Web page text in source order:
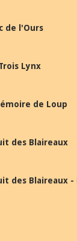
de l'Ours
Lynx
de Loup
des Blaireaux
des Blaireaux